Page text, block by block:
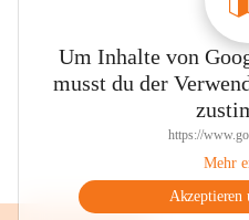
Um Inhalte von
musst du der
https://
Mehr
Akzeptieren